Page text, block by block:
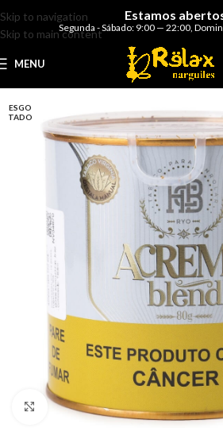
Skip to navigation
Skip to main content
Estamos
Segunda - Sábado: 9:00 — 22:00,
MENU
ESGO
TADO
Clique para ampliar